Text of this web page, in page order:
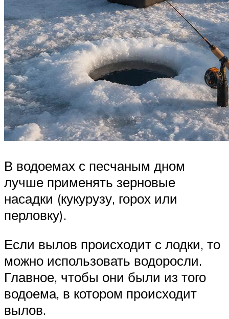
В водоемах с песчаным дном
лучше применять зерновые
насадки (кукурузу, горох или
перловку).
Если вылов происходит с лодки, то
можно использовать водоросли.
Главное, чтобы они были из того
водоема, в котором происходит
вылов.